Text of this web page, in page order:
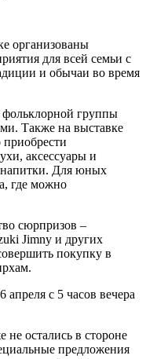
организованы
для всей семьи с
и обычаи во время
группы
Также на выставке
аксессуары и
напитки. Для юных
где можно
сюрпризов –
Jimny и других
покупку в
с 5 часов вечера
не остались в стороне
предложения